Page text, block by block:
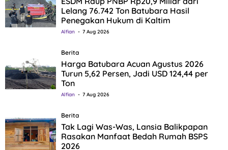
Lelang 76.742 Ton Batubara Hasil
Penegakan Hukum di Kaltim
Alfian 7 Aug 2026
Berita
Harga Batubara Acuan Agustus 2026
Turun 5,62 Persen, Jadi USD 124,44 per
Ton
Alfian 7 Aug 2026
Berita
Tak Lagi Was-Was, Lansia Balikpapan
Rasakan Manfaat Bedah Rumah BSPS
2026